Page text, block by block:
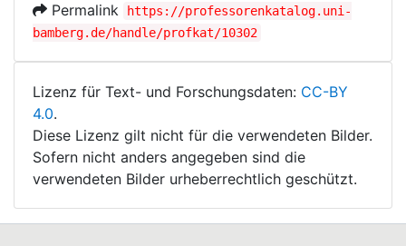
Permalink
https://professorenkatalog.uni-
bamberg.de/handle/profkat/10302
Lizenz für Text- und Forschungsdaten: CC-BY
4.0.
Diese Lizenz gilt nicht für die verwendeten Bilder.
Sofern nicht anders angegeben sind die
verwendeten Bilder urheberrechtlich geschützt.